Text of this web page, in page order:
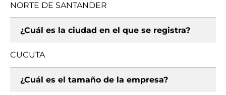
NORTE DE SANTANDER
¿Cuál es la ciudad en el que se registra?
CUCUTA
¿Cuál es el tamaño de la empresa?